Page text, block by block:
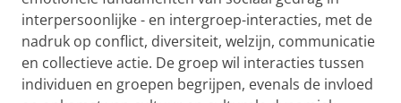
interpersoonlijke - en intergroep-interacties, met de
nadruk op conflict, diversiteit, welzijn, communicatie
en collectieve actie. De groep wil interacties tussen
individuen en groepen begrijpen, evenals de invloed